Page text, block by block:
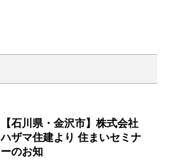
【石川県・金沢市】株式会社
ハザマ住建より 住まいセミナ
ーのお知